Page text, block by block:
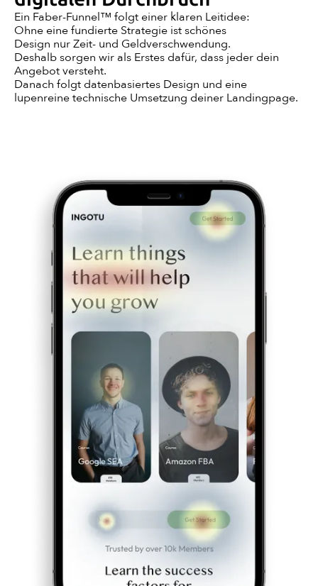
Ein Faber-Funnel™ folgt einer klaren Leitidee:
Ohne eine fundierte Strategie ist schönes
Design nur Zeit- und Geldverschwendung.
Deshalb sorgen wir als Erstes dafür, dass jeder dein
Angebot versteht.
Danach folgt datenbasiertes Design und eine
lupenreine technische Umsetzung deiner Landingpage.